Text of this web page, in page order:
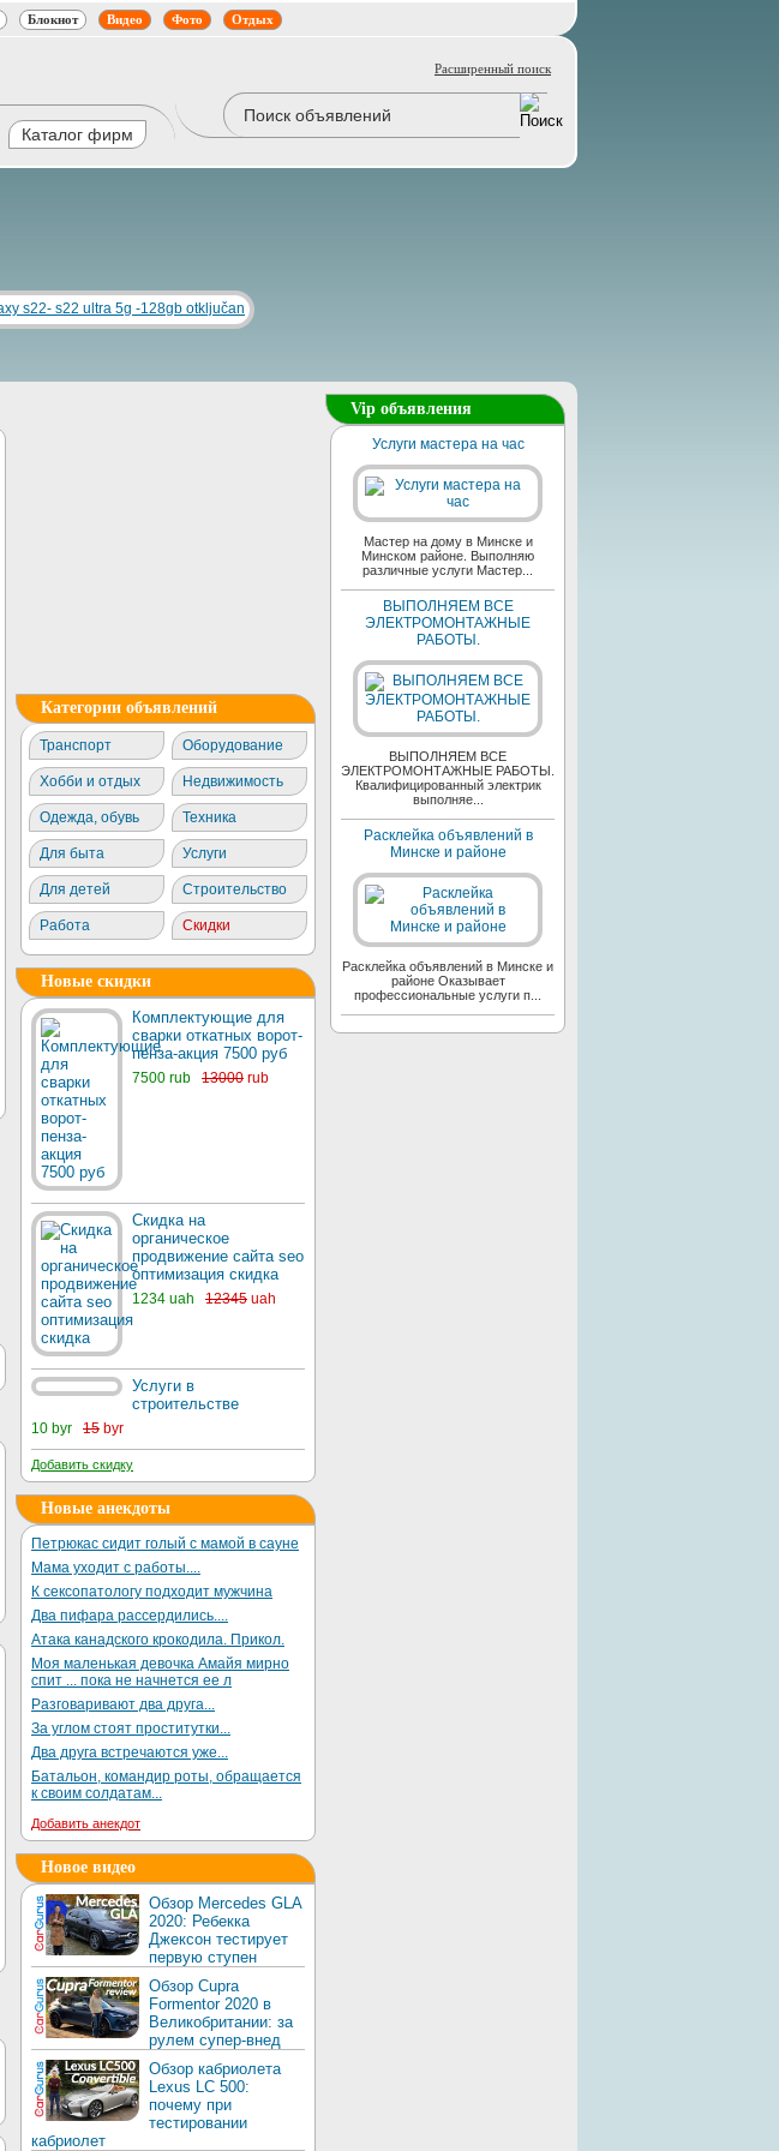
Блокнот Видео Фото Отдых
Расширенный поиск
Каталог фирм
Категории объявлений
Транспорт Оборудование
Хобби и отдых Недвижимость
Одежда, обувь Техника
Для быта Услуги
Для детей Строительство
Работа Скидки
Новые скидки
Комплектующие для
сварки откатных ворот-
пенза-акция 7500 руб
7500 rub 13000 rub
Скидка на
органическое
продвижение сайта seo
оптимизация скидка
1234 uah 12345 uah
Услуги в
строительстве
10 byr 15 byr
Добавить скидку
Новые анекдоты
Петрюкас сидит голый с мамой в сауне
Мама уходит с работы....
К сексопатологу подходит мужчина
Два пифара рассердились....
Атака канадского крокодила. Прикол.
Моя маленькая девочка Амайя мирно
спит ... пока не начнется ее л
Разговаривают два друга...
За углом стоят проститутки...
Два друга встречаются уже...
Батальон, командир роты, обращается
к своим солдатам...
Добавить анекдот
Новое видео
Обзор Mercedes GLA
2020: Ребекка
Джексон тестирует
первую ступен
Обзор Cupra
Formentor 2020 в
Великобритании: за
рулем супер-внед
Обзор кабриолета
Lexus LC 500:
почему при
тестировании
кабриолет
Vip объявления
Услуги мастера на час
Мастер на дому в Минске и
Минском районе. Выполняю
различные услуги Мастер...
ВЫПОЛНЯЕМ ВСЕ
ЭЛЕКТРОМОНТАЖНЫЕ
РАБОТЫ.
ВЫПОЛНЯЕМ ВСЕ
ЭЛЕКТРОМОНТАЖНЫЕ РАБОТЫ.
Квалифицированный электрик
выполняе...
Расклейка объявлений в
Минске и районе
Расклейка объявлений в Минске и
районе Оказывает
профессиональные услуги п...